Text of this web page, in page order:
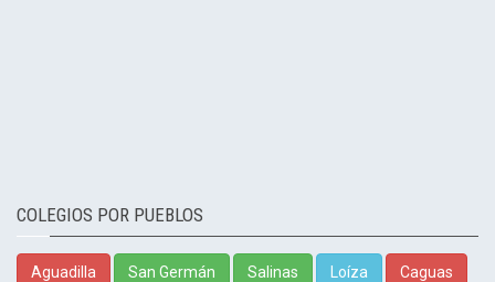
COLEGIOS POR PUEBLOS
Aguadilla San Germán Salinas Loíza Caguas